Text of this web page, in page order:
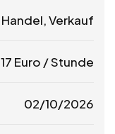
Handel, Verkauf
17 Euro / Stunde
02/10/2026